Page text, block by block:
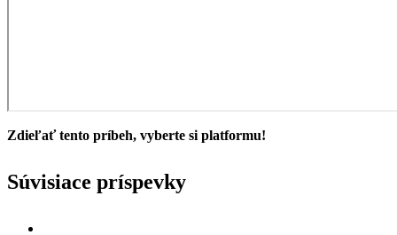
Zdieľať tento príbeh, vyberte si platformu!
Súvisiace príspevky